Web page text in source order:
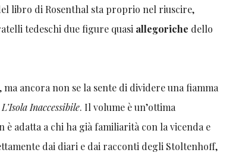
libro di Rosenthal sta proprio nel riuscire,
tedeschi due figure quasi allegoriche dello
ancora non se la sente di dividere una fiamma
L’Isola Inaccessibile. Il volume è un’ottima
adatta a chi ha già familiarità con la vicenda e
dai diari e dai racconti degli Stoltenhoff,